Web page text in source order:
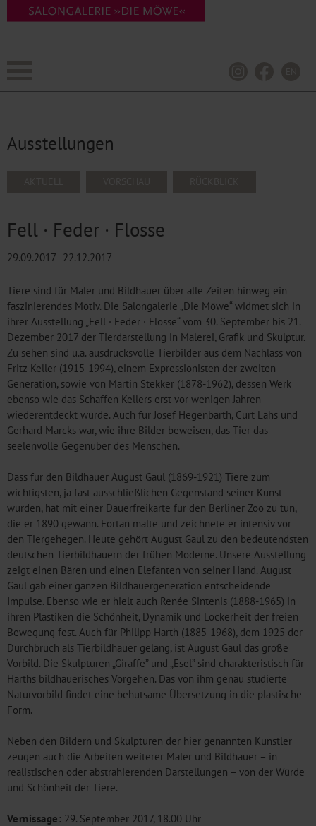
Ausstellungen
Fell · Feder · Flosse
29.09.2017–22.12.2017
Tiere sind für Maler und Bildhauer über alle Zeiten hinweg ein
faszinierendes Motiv. Die Salongalerie „Die Möwe“ widmet sich in
ihrer Ausstellung „Fell · Feder · Flosse“ vom 30. September bis 21.
Dezember 2017 der Tierdarstellung in Malerei, Grafik und Skulptur.
Zu sehen sind u.a. ausdrucksvolle Tierbilder aus dem Nachlass von
Fritz Keller (1915-1994), einem Expressionisten der zweiten
Generation, sowie von Martin Stekker (1878-1962), dessen Werk
ebenso wie das Schaffen Kellers erst vor wenigen Jahren
wiederentdeckt wurde. Auch für Josef Hegenbarth, Curt Lahs und
Gerhard Marcks war, wie ihre Bilder beweisen, das Tier das
seelenvolle Gegenüber des Menschen.
Dass für den Bildhauer August Gaul (1869-1921) Tiere zum
wichtigsten, ja fast ausschließlichen Gegenstand seiner Kunst
wurden, hat mit einer Dauerfreikarte für den Berliner Zoo zu tun,
die er 1890 gewann. Fortan malte und zeichnete er intensiv vor
den Tiergehegen. Heute gehört August Gaul zu den bedeutendsten
deutschen Tierbildhauern der frühen Moderne. Unsere Ausstellung
zeigt einen Bären und einen Elefanten von seiner Hand. August
Gaul gab einer ganzen Bildhauergeneration entscheidende
Impulse. Ebenso wie er hielt auch Renée Sintenis (1888-1965) in
ihren Plastiken die Schönheit, Dynamik und Lockerheit der freien
Bewegung fest. Auch für Philipp Harth (1885-1968), dem 1925 der
Durchbruch als Tierbildhauer gelang, ist August Gaul das große
Vorbild. Die Skulpturen „Giraffe” und „Esel” sind charakteristisch für
Harths bildhauerisches Vorgehen. Das von ihm genau studierte
Naturvorbild findet eine behutsame Übersetzung in die plastische
Form.
Neben den Bildern und Skulpturen der hier genannten Künstler
zeugen auch die Arbeiten weiterer Maler und Bildhauer – in
realistischen oder abstrahierenden Darstellungen – von der Würde
und Schönheit der Tiere.
Vernissage:29. September 2017, 18.00 Uhr